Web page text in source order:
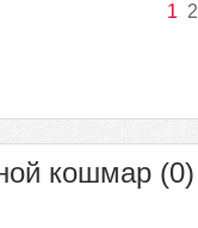
1 2
кошмар (0)